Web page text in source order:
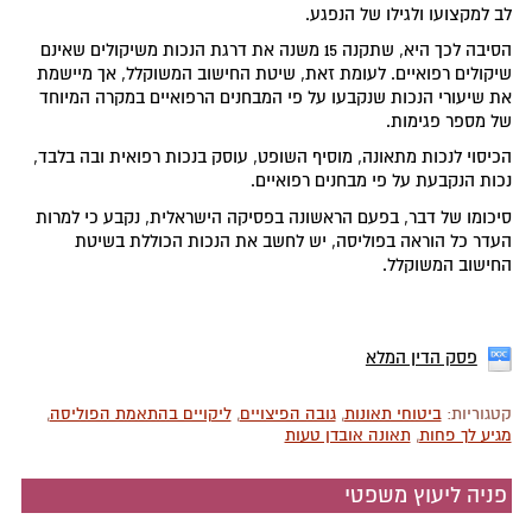
לב למקצועו ולגילו של הנפגע.
הסיבה לכך היא, שתקנה 15 משנה את דרגת הנכות משיקולים שאינם
שיקולים רפואיים. לעומת זאת, שיטת החישוב המשוקלל, אך מיישמת
את שיעורי הנכות שנקבעו על פי המבחנים הרפואיים במקרה המיוחד
של מספר פגימות.
הכיסוי לנכות מתאונה, מוסיף השופט, עוסק בנכות רפואית ובה בלבד,
נכות הנקבעת על פי מבחנים רפואיים.
סיכומו של דבר, בפעם הראשונה בפסיקה הישראלית, נקבע כי למרות
העדר כל הוראה בפוליסה, יש לחשב את הנכות הכוללת בשיטת
החישוב המשוקלל.
פסק הדין המלא
קטגוריות:ביטוחי תאונות,גובה הפיצויים,ליקויים בהתאמת הפוליסה,
מגיע לך פחות,תאונה אובדן טעות
פניה ליעוץ משפטי